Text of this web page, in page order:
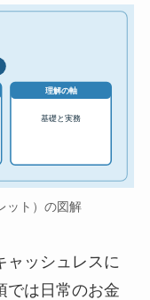
理解の軸
基礎と実務
ット）の図解
ャッシュレスに
では日常のお金